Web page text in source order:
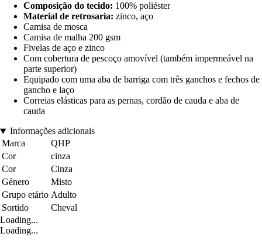
Composição do tecido: 100% poliéster
Material de retrosaria: zinco, aço
Camisa de mosca
Camisa de malha 200 gsm
Fivelas de aço e zinco
Com cobertura de pescoço amovível (também impermeável na
parte superior)
Equipado com uma aba de barriga com três ganchos e fechos de
gancho e laço
Correias elásticas para as pernas, cordão de cauda e aba de
cauda
Informações adicionais
Marca
QHP
Cor
cinza
Cor
Cinza
Género
Misto
Grupo etário Adulto
Sortido
Cheval
Loading...
Loading...